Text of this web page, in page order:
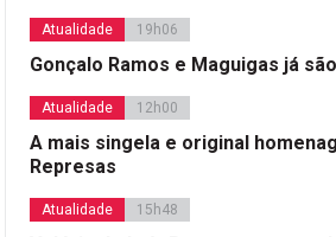
Atualidade 19h06
Gonçalo Ramos e Maguigas já
Atualidade 12h00
A mais singela e original
Represas
Atualidade 15h48